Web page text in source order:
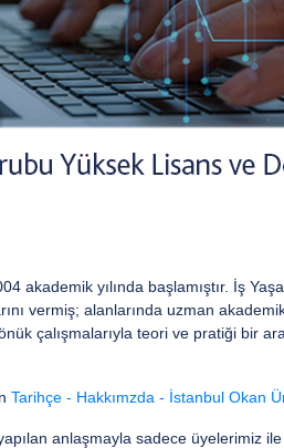
yılında başlamıştır. İş
vermiş; alanlarında uzman
çalışmalarıyla teori ve pratiği bir
Tarihçe - Hakkımzda - İstanbul Okan
anlaşmayla sadece üyelerimiz